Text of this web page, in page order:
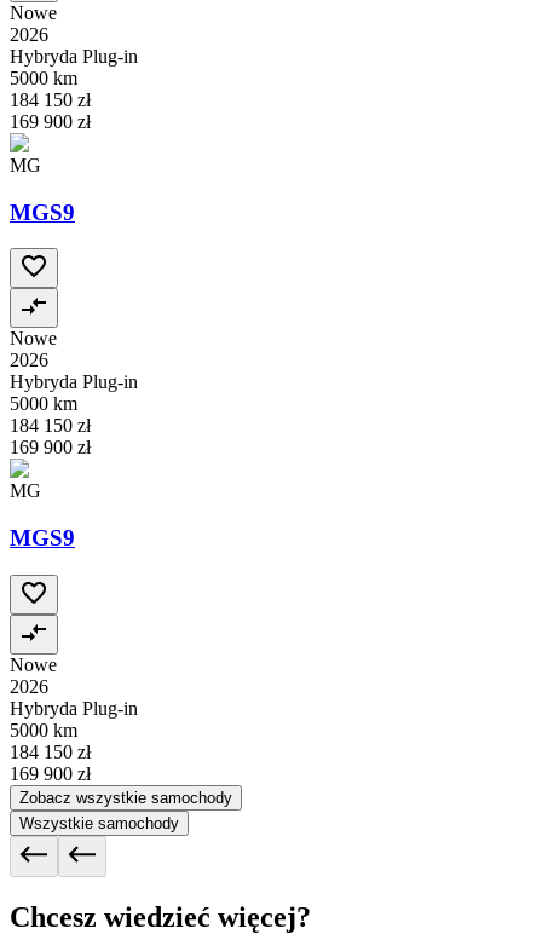
Nowe
2026
Hybryda Plug-in
5000 km
184 150 zł
169 900 zł
MG
MGS9
Nowe
2026
Hybryda Plug-in
5000 km
184 150 zł
169 900 zł
MG
MGS9
Nowe
2026
Hybryda Plug-in
5000 km
184 150 zł
169 900 zł
Zobacz wszystkie samochody
Wszystkie samochody
Chcesz wiedzieć więcej?